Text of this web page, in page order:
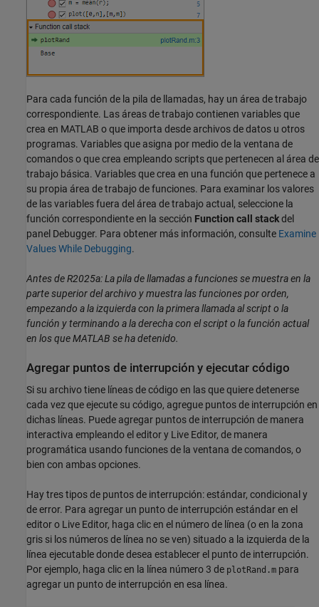
Para cada función de la pila de llamadas, hay un área de trabajo
correspondiente. Las áreas de trabajo contienen variables que
crea en MATLAB o que importa desde archivos de datos u otros
programas. Variables que asigna por medio de la ventana de
comandos o que crea empleando scripts que pertenecen al área de
trabajo básica. Variables que crea en una función que pertenece a
su propia área de trabajo de funciones. Para examinar los valores
de las variables fuera del área de trabajo actual, seleccione la
función correspondiente en la sección Function call stackdel
panel Debugger. Para obtener más información, consulte Examine
Values While Debugging.
Antes de R2025a: La pila de llamadas a funciones se muestra en la
parte superior del archivo y muestra las funciones por orden,
empezando a la izquierda con la primera llamada al script o la
función y terminando a la derecha con el script o la función actual
en los que MATLAB se ha detenido.
Agregar puntos de interrupción y ejecutar código
Si su archivo tiene líneas de código en las que quiere detenerse
cada vez que ejecute su código, agregue puntos de interrupción en
dichas líneas. Puede agregar puntos de interrupción de manera
interactiva empleando el editor y Live Editor, de manera
programática usando funciones de la ventana de comandos, o
bien con ambas opciones.
Hay tres tipos de puntos de interrupción: estándar, condicional y
de error. Para agregar un punto de interrupción estándar en el
editor o Live Editor, haga clic en el número de línea (o en la zona
gris si los números de línea no se ven) situado a la izquierda de la
línea ejecutable donde desea establecer el punto de interrupción.
Por ejemplo, haga clic en la línea número 3 de plotRand.m para
agregar un punto de interrupción en esa línea.